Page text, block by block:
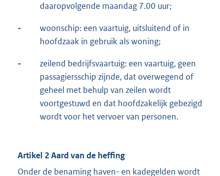
daaropvolgende maandag 7.00 uur;
-
woonschip: een vaartuig, uitsluitend of in
hoofdzaak in gebruik als woning;
-
zeilend bedrijfsvaartuig: een vaartuig, geen
passagiersschip zijnde, dat overwegend of
geheel met behulp van zeilen wordt
voortgestuwd en dat hoofdzakelijk gebezigd
wordt voor het vervoer van personen.
Artikel 2 Aard van de heffing
Onder de benaming haven- en kadegelden wordt